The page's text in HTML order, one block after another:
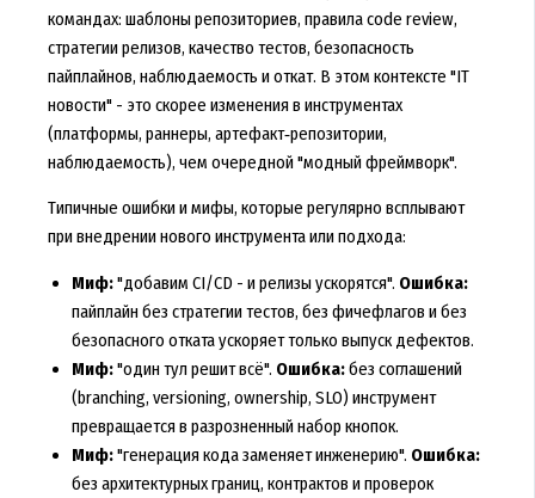
командах: шаблоны репозиториев, правила code review,
стратегии релизов, качество тестов, безопасность
пайплайнов, наблюдаемость и откат. В этом контексте "IT
новости" - это скорее изменения в инструментах
(платформы, раннеры, артефакт‑репозитории,
наблюдаемость), чем очередной "модный фреймворк".
Типичные ошибки и мифы, которые регулярно всплывают
при внедрении нового инструмента или подхода:
Миф:"добавим CI/CD - и релизы ускорятся". Ошибка:
пайплайн без стратегии тестов, без фичефлагов и без
безопасного отката ускоряет только выпуск дефектов.
Миф:"один тул решит всё". Ошибка:без соглашений
(branching, versioning, ownership, SLO) инструмент
превращается в разрозненный набор кнопок.
Миф:"генерация кода заменяет инженерию". Ошибка:
без архитектурных границ, контрактов и проверок